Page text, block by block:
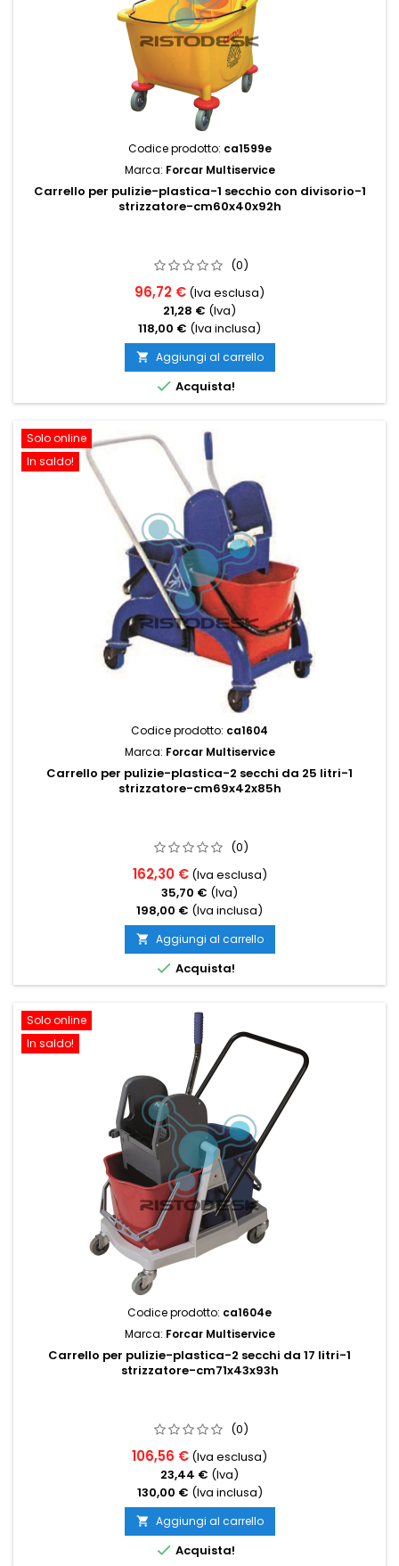
Codice prodotto: ca1599e
Marca: Forcar Multiservice
Carrello per pulizie-plastica-1 secchio con divisorio-1
strizzatore-cm60x40x92h
(0)
96,72 € (Iva esclusa)
21,28 € (Iva)
118,00 € (Iva inclusa)
 Aggiungi al carrello
 Acquista!
Solo online
In saldo!
Codice prodotto: ca1604
Marca: Forcar Multiservice
Carrello per pulizie-plastica-2 secchi da 25 litri-1
strizzatore-cm69x42x85h
(0)
162,30 € (Iva esclusa)
35,70 € (Iva)
198,00 € (Iva inclusa)
 Aggiungi al carrello
 Acquista!
Solo online
In saldo!
Codice prodotto: ca1604e
Marca: Forcar Multiservice
Carrello per pulizie-plastica-2 secchi da 17 litri-1
strizzatore-cm71x43x93h
(0)
106,56 € (Iva esclusa)
23,44 € (Iva)
130,00 € (Iva inclusa)
 Aggiungi al carrello
 Acquista!